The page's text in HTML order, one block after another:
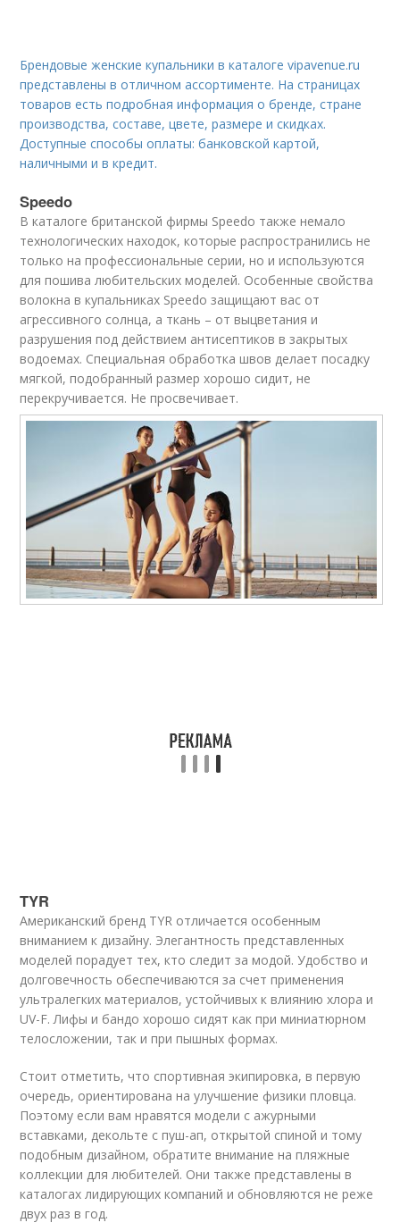
Брендовые женские купальники в каталоге vipavenue.ru
представлены в отличном ассортименте. На страницах
товаров есть подробная информация о бренде, стране
производства, составе, цвете, размере и скидках.
Доступные способы оплаты: банковской картой,
наличными и в кредит.
Speedo
В каталоге британской фирмы Speedo также немало
технологических находок, которые распространились не
только на профессиональные серии, но и используются
для пошива любительских моделей. Особенные свойства
волокна в купальниках Speedo защищают вас от
агрессивного солнца, а ткань – от выцветания и
разрушения под действием антисептиков в закрытых
водоемах. Специальная обработка швов делает посадку
мягкой, подобранный размер хорошо сидит, не
перекручивается. Не просвечивает.
TYR
Американский бренд TYR отличается особенным
вниманием к дизайну. Элегантность представленных
моделей порадует тех, кто следит за модой. Удобство и
долговечность обеспечиваются за счет применения
ультралегких материалов, устойчивых к влиянию хлора и
UV-F. Лифы и бандо хорошо сидят как при миниатюрном
телосложении, так и при пышных формах.
Стоит отметить, что спортивная экипировка, в первую
очередь, ориентирована на улучшение физики пловца.
Поэтому если вам нравятся модели с ажурными
вставками, декольте с пуш-ап, открытой спиной и тому
подобным дизайном, обратите внимание на пляжные
коллекции для любителей. Они также представлены в
каталогах лидирующих компаний и обновляются не реже
двух раз в год.